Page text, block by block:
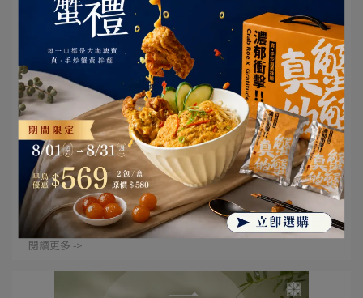
壽星限定｜添福添壽享尊榮，金鮑富貴長壽
麵霸氣招待 🧧
| 2026-05-29
歲月是金，您的每一歲，都值得被溫柔款待 上海鄉村為當
月壽星獻上專屬心意⋯
閱讀更多 ->